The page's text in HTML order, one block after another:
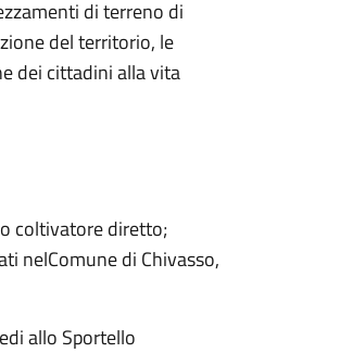
di terreno di
del territorio, le
dei cittadini alla vita
coltivatore diretto;
nelComune di Chivasso,
allo Sportello